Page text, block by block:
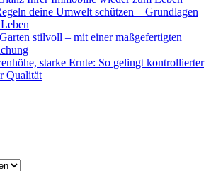
deine Umwelt schützen – Grundlagen
stilvoll – mit einer maßgefertigten
starke Ernte: So gelingt kontrollierter
Qualität